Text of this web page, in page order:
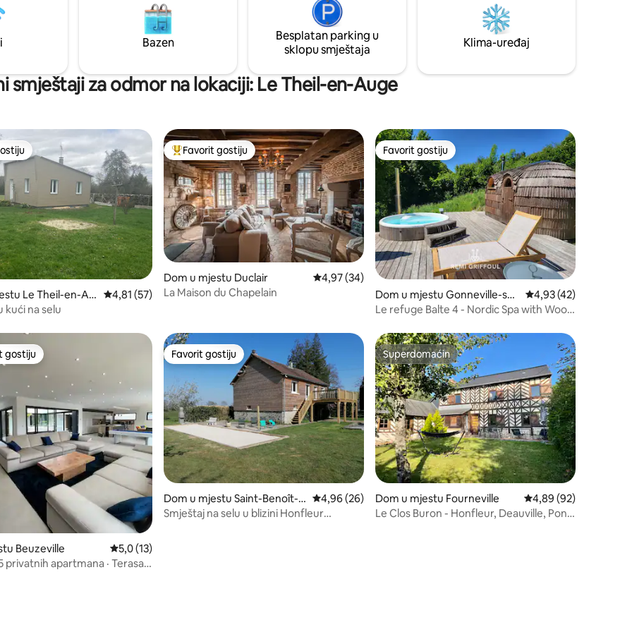
roštilj, privatni parking,
ogrjev Imajte na umu
seoska kućica, Kamena kuća,
m
fudbal, košarkaška igraonica) i igralište
(kućica na drvetu, tobogani, ljuljačke).
Bazen
Besplatan parking u
sklopu smještaja
Klima-uređaj
smještaji za odmor na lokaciji: Le Theil-en-Auge
5, recenzija: 100
Le Theil-en-Au
Prosječna ocjena: 4,81 od 5, recenzija: 57
4,81 (57)
kući na selu
Glavni favorit gostiju
Favorit gostiju
Dom u mjestu Duclair Prosječna ocjena: 4,97 od 5, recenzija: 34
4,97 (34)
La Maison du Chapelain
Favorit gostiju
Favorit gostiju
Dom u mjestu Gonneville-sur
-Honfleur
Prosječna ocjena:
4,93 (42)
Le refuge Balte 4 - Nordic Spa with Wood
5, recenzija: 32
gostiju
gostiju
Beuzeville Prosječna ocjena: 5,0 od 5, recenzija: 13
5,0 (13)
privatnih apartmana · Terasa ·
Favorit gostiju
Favorit gostiju
Dom u mjestu Saint-Benoît-
d'Hébertot
Prosječna ocjena: 4,96 od 5, recenzija: 26
4,96 (26)
Smještaj na selu u blizini Honfleur
Superdomaćin
Superdomaćin
Dom u mjestu Fourneville Prosječna ocjena:
4,89 (92)
Le Clos Buron - Honfleur, Deauville, Pont l